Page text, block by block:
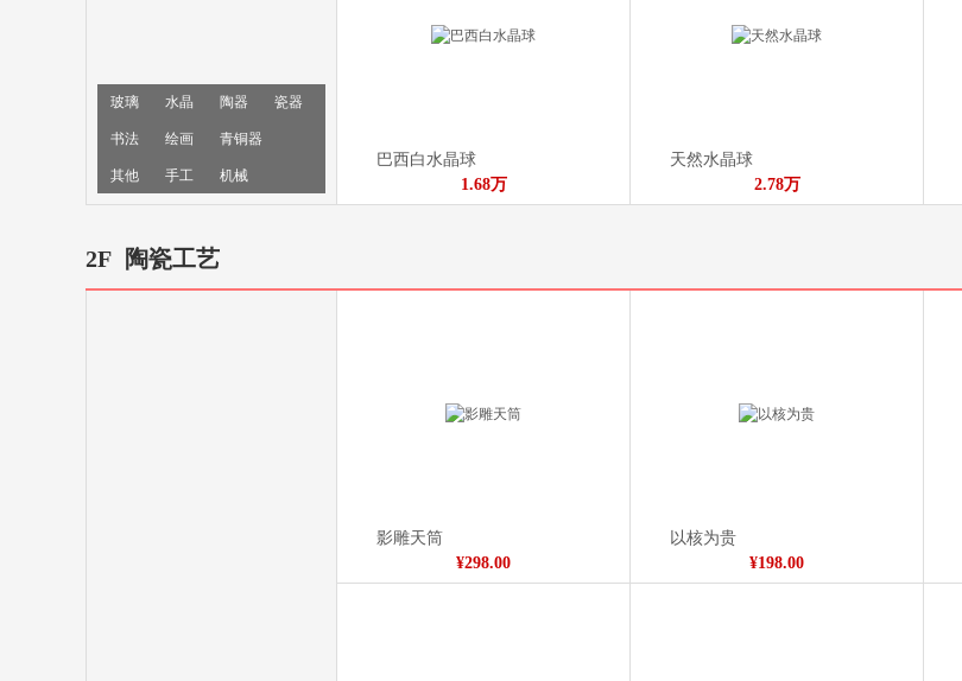
玻璃 水晶 陶器 瓷器
书法 绘画 青铜器
其他 手工 机械
文化创意 其他
巴西白水晶球
1.68万
天然水晶球
2.78万
2F 陶瓷工艺
影雕天筒
¥298.00
以核为贵
¥198.00